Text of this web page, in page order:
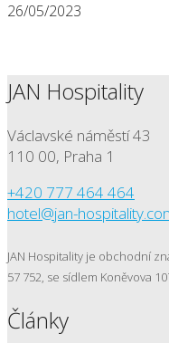
26/05/2023
JAN Hospitality
Václavské náměstí 43
110 00, Praha 1
+420 777 464 464
hotel@jan-
JAN Hospitality je obchodní
57 752, se sídlem Koněvova
Články